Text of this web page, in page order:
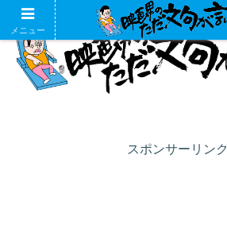
スポンサーリンク
メニュー